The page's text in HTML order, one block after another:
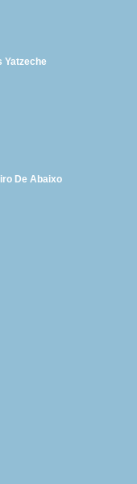
Yatzeche
De Abaixo